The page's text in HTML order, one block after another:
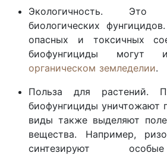
Экологичность.
биологических
опасных и токсичных
биофунгициды могут
органическом земледелии.
Польза для растений.
биофунгициды уничтожают
виды также выделяют
вещества. Например,
синтезируют